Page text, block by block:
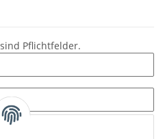
Pflichtfelder.